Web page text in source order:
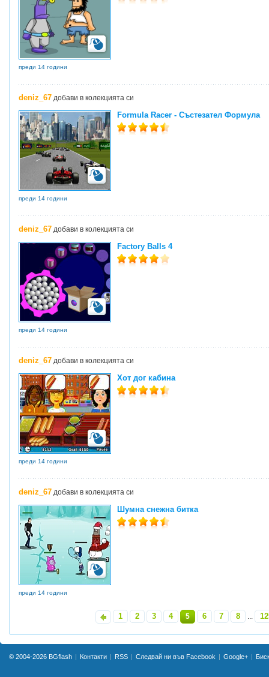
преди 14 години
deniz_67 добави в колекцията си
Formula Racer - Състезател Формула
преди 14 години
deniz_67 добави в колекцията си
Factory Balls 4
преди 14 години
deniz_67 добави в колекцията си
Хот дог кабина
преди 14 години
deniz_67 добави в колекцията си
Шумна снежна биткa
преди 14 години
1 2 3 4 5 6 7 8 ...
© 2004-2026 BGflash Контакти RSS Следвай ни във Facebook Google+